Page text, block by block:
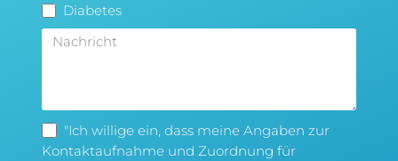
Diabetes
"Ich willige ein, dass meine Angaben zur
Kontaktaufnahme und Zuordnung für